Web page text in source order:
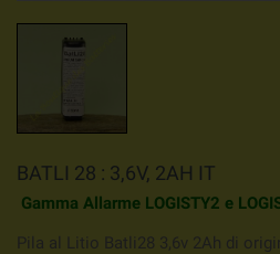
BATLI 28 : 3,6V, 2AH IT
Gamma Allarme LOGISTY2 e
Pila al Litio Batli28 3,6v 2Ah di